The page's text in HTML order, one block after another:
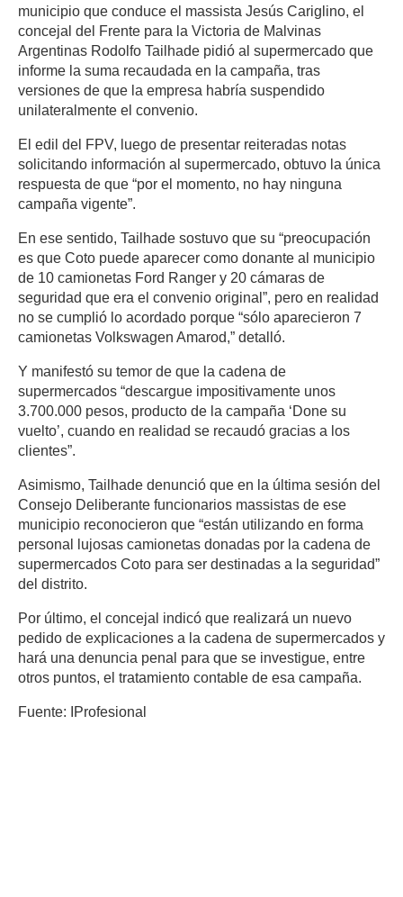
municipio que conduce el massista Jesús Cariglino, el
concejal del Frente para la Victoria de Malvinas
Argentinas Rodolfo Tailhade pidió al supermercado que
informe la suma recaudada en la campaña, tras
versiones de que la empresa habría suspendido
unilateralmente el convenio.
El edil del FPV, luego de presentar reiteradas notas
solicitando información al supermercado, obtuvo la única
respuesta de que “por el momento, no hay ninguna
campaña vigente”.
En ese sentido, Tailhade sostuvo que su “preocupación
es que Coto puede aparecer como donante al municipio
de 10 camionetas Ford Ranger y 20 cámaras de
seguridad que era el convenio original”, pero en realidad
no se cumplió lo acordado porque “sólo aparecieron 7
camionetas Volkswagen Amarod,” detalló.
Y manifestó su temor de que la cadena de
supermercados “descargue impositivamente unos
3.700.000 pesos, producto de la campaña ‘Done su
vuelto’, cuando en realidad se recaudó gracias a los
clientes”.
Asimismo, Tailhade denunció que en la última sesión del
Consejo Deliberante funcionarios massistas de ese
municipio reconocieron que “están utilizando en forma
personal lujosas camionetas donadas por la cadena de
supermercados Coto para ser destinadas a la seguridad”
del distrito.
Por último, el concejal indicó que realizará un nuevo
pedido de explicaciones a la cadena de supermercados y
hará una denuncia penal para que se investigue, entre
otros puntos, el tratamiento contable de esa campaña.
Fuente: IProfesional